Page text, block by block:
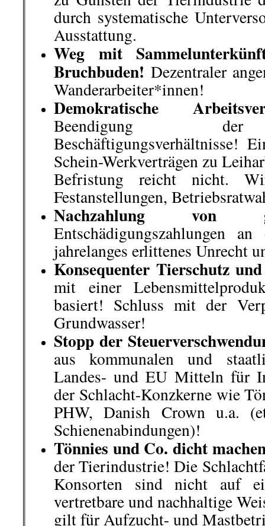
on21. September 2020
Veröffentlicht In:Allgemein,Nico
Zurückblickend auf die letzten
kommentierbare Vorkommnisse
wir hier zur Diskussion stellen.
(Kommis bitte unten eintragen!)
September |Verbale
in Landau Rheinland-Pfalz
Bild: Der Rote
Jeden Montag im Wechsel
zu Protestkundgebung gegen
Bundesregierung. Diese
Neustadt/Weinstraße sind
Rechtsextremen, Nazis,
Reichsbürger nicht nur
sogar von ihnen organisiert
Nicht nur, dass sie über
Verschwörungstheorien,
Migranten und Demokratie
zeigen auch völlig offen, ihre
und gefährliche Gesinnung.
Nicht von ungefähr
Frauenbündnis Kandel von